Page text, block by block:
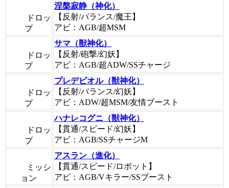
ドロッ
プ
涅槃寂静（神化）
【反射/バランス/魔王】
アビ：AGB/超MSM
ドロッ
プ
サマ（獣神化）
【反射/砲撃/幻妖】
アビ：AGB/超ADW/SSチャージ
ドロッ
プ
プレデビオル（獣神化）
【反射/バランス/幻妖】
アビ：ADW/超MSM/友情ブースト
ドロッ
プ
ハナレコグニ（獣神化）
【貫通/スピード/幻妖】
アビ：AGB/SSチャージM
ミッシ
ョン
アスラン（進化）
【貫通/スピード/ロボット】
アビ：AGB/Vキラー/SSブースト